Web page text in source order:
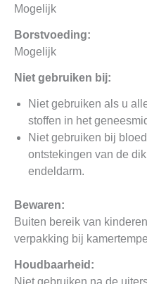
Mogelijk
Borstvoeding:
Mogelijk
Niet gebruiken bij:
Niet gebruiken als u
stoffen in het
Niet gebruiken bij
ontstekingen van de
endeldarm.
Bewaren:
Buiten bereik van
verpakking bij
Houdbaarheid:
Niet gebruiken na de